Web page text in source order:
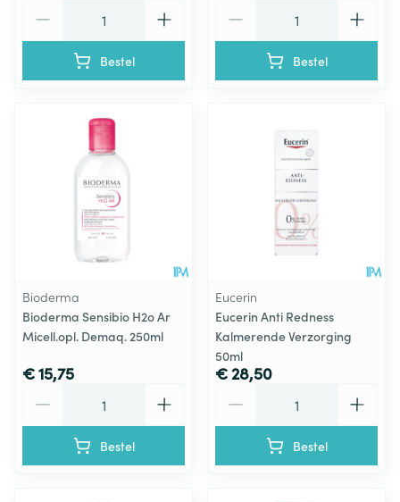
Bestel Bestel
Bioderma
Bioderma Sensibio H2o Ar
Micell.opl. Demaq. 250ml
€ 15,75
Bestel
Eucerin
Eucerin Anti Redness
Kalmerende Verzorging
50ml
€ 28,50
Bestel